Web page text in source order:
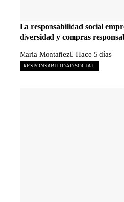
La responsabilidad social
diversidad y compras
Maria Montañez Hace 5 días
RESPONSABILIDAD SOCIAL